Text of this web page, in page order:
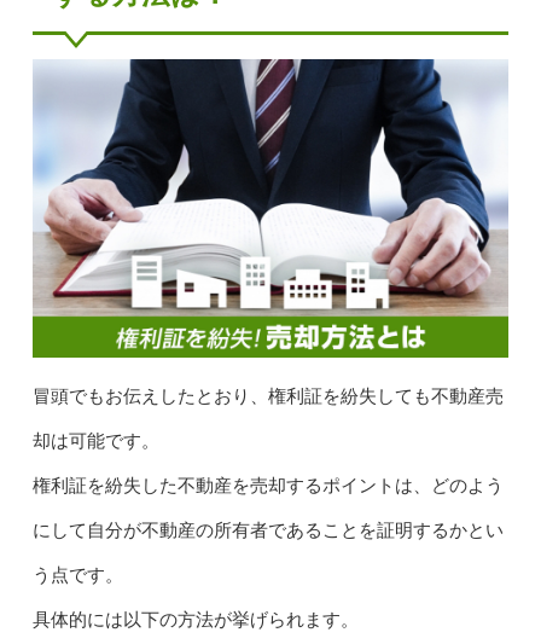
冒頭でもお伝えしたとおり、権利証を紛失しても不動産売
却は可能です。
権利証を紛失した不動産を売却するポイントは、どのよう
にして自分が不動産の所有者であることを証明するかとい
う点です。
具体的には以下の方法が挙げられます。